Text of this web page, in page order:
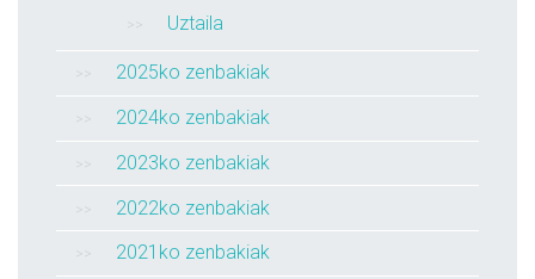
Uztaila
2025ko zenbakiak
2024ko zenbakiak
2023ko zenbakiak
2022ko zenbakiak
2021ko zenbakiak